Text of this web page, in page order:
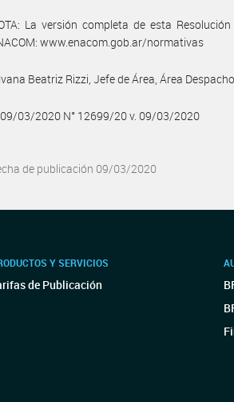
La versión completa de esta
www.enacom.gob.ar/normativas
Beatriz Rizzi, Jefe de Área, Área
09/03/2020 N° 12699/20 v. 09/03/2020
de publicación 09/03/2020
Y SERVICIOS
de Publicación